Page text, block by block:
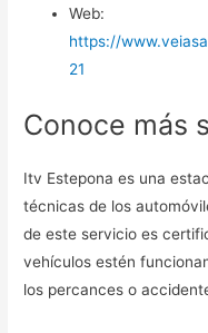
Web:
https://
21
Conoce más
Itv Estepona es una
técnicas de los
de este servicio es
vehículos estén
los percances o